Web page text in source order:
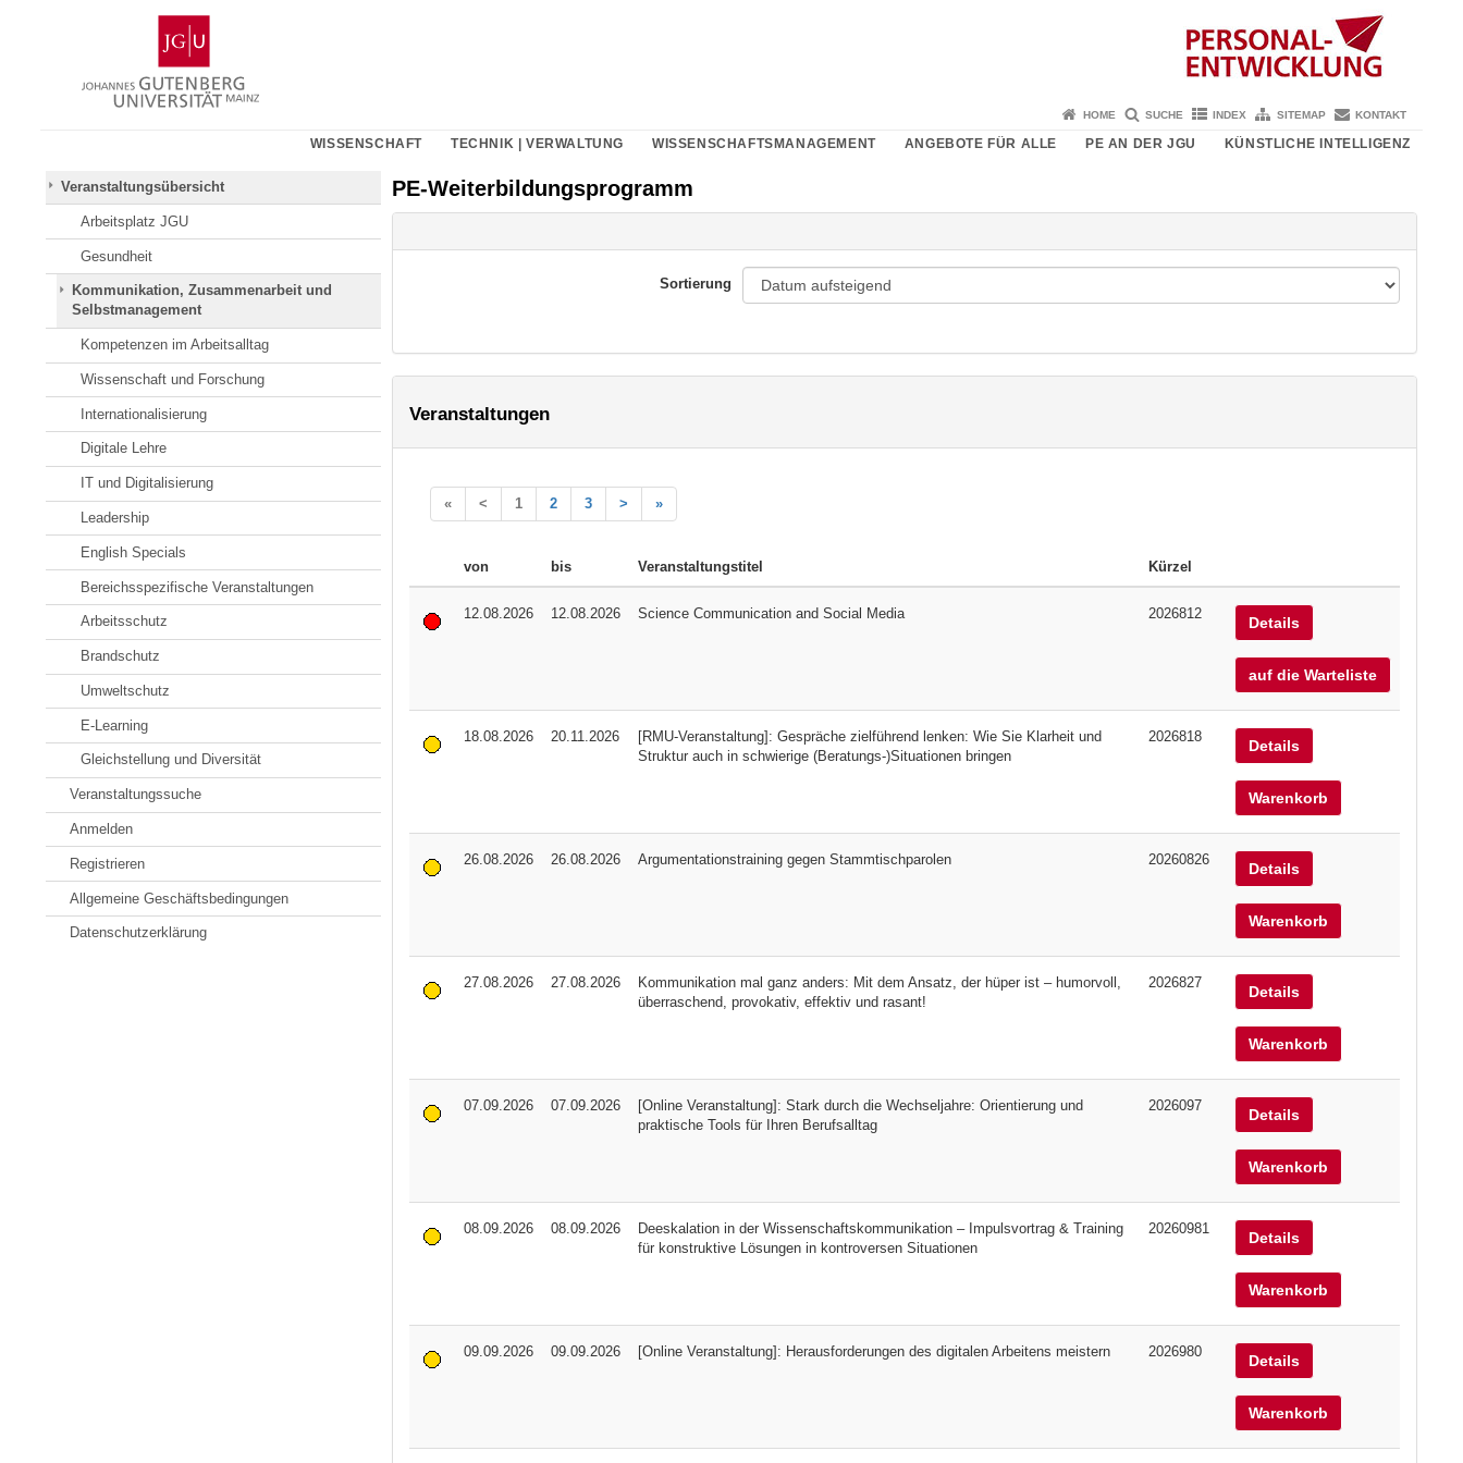
Gutenberg-
Universität
Mainz
HOME SUCHE INDEX SITEMAP KONTAKT
WISSENSCHAFT TECHNIK | VERWALTUNG WISSENSCHAFTSMANAGEMENT ANGEBOTE FÜR ALLE PE AN DER JGU KÜNSTLICHE INTELLIGENZ
Veranstaltungsübersicht
Arbeitsplatz JGU
Gesundheit
Kommunikation, Zusammenarbeit und
Selbstmanagement
Kompetenzen im Arbeitsalltag
Wissenschaft und Forschung
Internationalisierung
Digitale Lehre
IT und Digitalisierung
Leadership
English Specials
Bereichsspezifische Veranstaltungen
Arbeitsschutz
Brandschutz
Umweltschutz
E-Learning
Gleichstellung und Diversität
Veranstaltungssuche
Anmelden
Registrieren
Allgemeine Geschäftsbedingungen
Datenschutzerklärung
PE-Weiterbildungsprogramm
Sortierung
Veranstaltungen
« < 1 2 3 > »
von bis Veranstaltungstitel Kürzel
12.08.2026 12.08.2026 Science Communication and Social Media 2026812
Details
auf die Warteliste
18.08.2026 20.11.2026
[RMU-Veranstaltung]: Gespräche zielführend lenken: Wie Sie Klarheit und
Struktur auch in schwierige (Beratungs-)Situationen bringen
2026818
Details
Warenkorb
26.08.2026 26.08.2026 Argumentationstraining gegen Stammtischparolen 20260826
Details
Warenkorb
27.08.2026 27.08.2026
Kommunikation mal ganz anders: Mit dem Ansatz, der hüper ist – humorvoll,
überraschend, provokativ, effektiv und rasant!
2026827
Details
Warenkorb
07.09.2026 07.09.2026
[Online Veranstaltung]: Stark durch die Wechseljahre: Orientierung und
praktische Tools für Ihren Berufsalltag
2026097
Details
Warenkorb
08.09.2026 08.09.2026
Deeskalation in der Wissenschaftskommunikation – Impulsvortrag & Training
für konstruktive Lösungen in kontroversen Situationen
20260981
Details
Warenkorb
09.09.2026 09.09.2026 [Online Veranstaltung]: Herausforderungen des digitalen Arbeitens meistern 2026980
Details
Warenkorb